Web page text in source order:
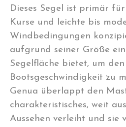
Dieses Segel ist primär
Kurse und leichte bis
Windbedingungen
aufgrund seiner Größe
Segelfläche bietet, um den
Bootsgeschwindigkeit zu
Genua überlappt den
charakteristisches, weit
Aussehen verleiht und sie